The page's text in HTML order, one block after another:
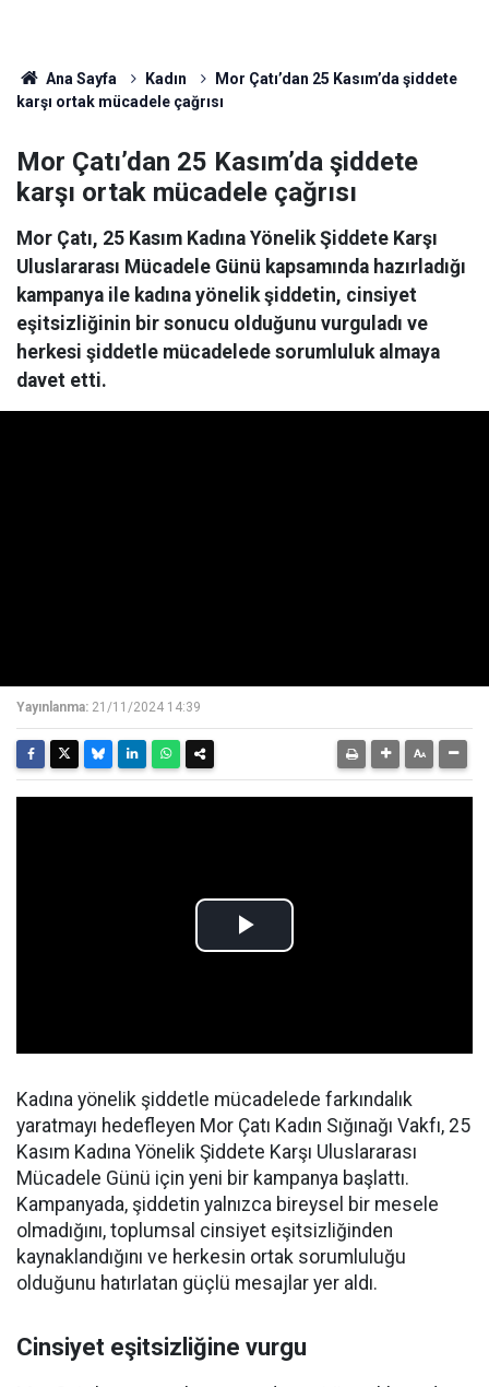
Ana Sayfa Kadın
Mor Çatı’dan 25 Kasım’da şiddete
karşı ortak mücadele çağrısı
Mor Çatı’dan 25 Kasım’da şiddete
karşı ortak mücadele çağrısı
Mor Çatı, 25 Kasım Kadına Yönelik Şiddete Karşı
Uluslararası Mücadele Günü kapsamında hazırladığı
kampanya ile kadına yönelik şiddetin, cinsiyet
eşitsizliğinin bir sonucu olduğunu vurguladı ve
herkesi şiddetle mücadelede sorumluluk almaya
davet etti.
Yayınlanma: 21/11/2024 14:39
Kadına yönelik şiddetle mücadelede farkındalık
yaratmayı hedefleyen Mor Çatı Kadın Sığınağı Vakfı, 25
Kasım Kadına Yönelik Şiddete Karşı Uluslararası
Mücadele Günü için yeni bir kampanya başlattı.
Kampanyada, şiddetin yalnızca bireysel bir mesele
olmadığını, toplumsal cinsiyet eşitsizliğinden
kaynaklandığını ve herkesin ortak sorumluluğu
olduğunu hatırlatan güçlü mesajlar yer aldı.
Cinsiyet eşitsizliğine vurgu